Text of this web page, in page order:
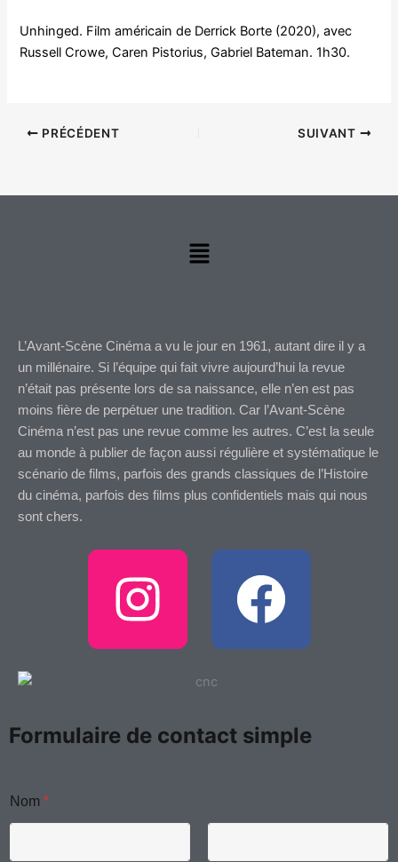
Unhinged. Film américain de Derrick Borte (2020), avec
Russell Crowe, Caren Pistorius, Gabriel Bateman. 1h30.
PRÉCÉDENT SUIVANT
Menu
L’Avant-Scène Cinéma a vu le jour en 1961, autant dire il y a
un millénaire. Si l’équipe qui fait vivre aujourd’hui la revue
n’était pas présente lors de sa naissance, elle n’en est pas
moins fière de perpétuer une tradition. Car l’Avant-Scène
Cinéma n’est pas une revue comme les autres. C’est la seule
au monde à publier de façon aussi régulière et systématique le
scénario de films, parfois des grands classiques de l’Histoire
du cinéma, parfois des films plus confidentiels mais qui nous
sont chers.
I
n
t
g
F
a
e
o
Formulaire de contact simple
Nom *